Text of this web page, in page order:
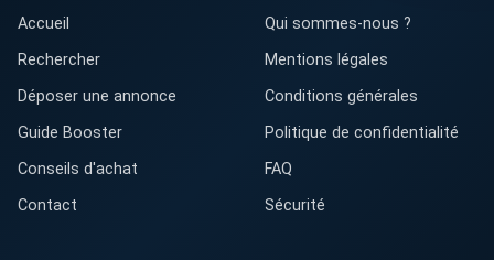
Accueil
Rechercher
Déposer une annonce
Guide Booster
Conseils d'achat
Contact
Qui sommes-nous ?
Mentions légales
Conditions générales
Politique de confidentialité
FAQ
Sécurité